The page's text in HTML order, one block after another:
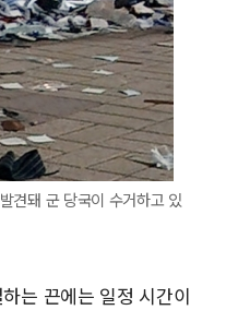
견돼 군 당국이 수거하고 있
는 끈에는 일정 시간이